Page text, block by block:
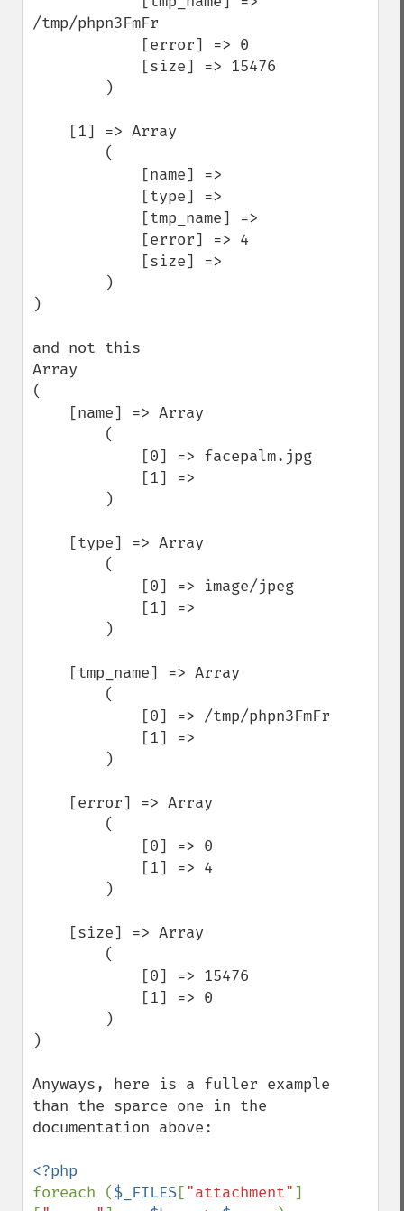
/tmp/phpn3FmFr
)
and not this
Array
(
)
Anyways, here is a fuller example
than the sparce one in the
documentation above:
foreach ($_FILES["attachment"]